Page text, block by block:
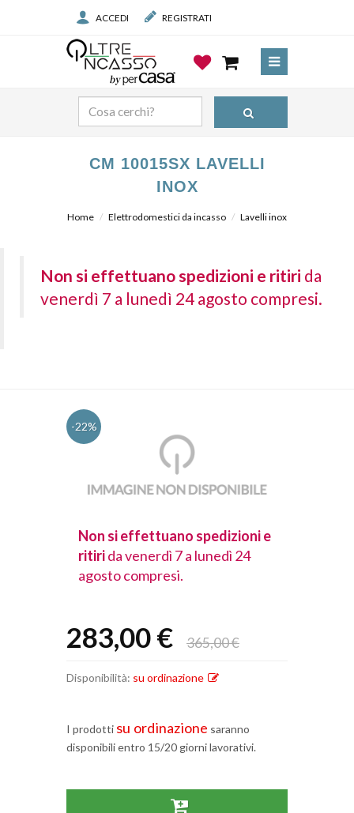
ACCEDI REGISTRATI
CM 10015SX LAVELLI
INOX
Home Elettrodomestici da incasso Lavelli inox
Non si effettuano spedizioni e ritiri da
venerdì 7 a lunedì 24 agosto compresi.
-22%
Non si effettuano spedizioni e
ritirida venerdì 7 a lunedì 24
agosto compresi.
283,00 € 365,00 €
Disponibilità: su ordinazione
I prodotti su ordinazione saranno
disponibili entro 15/20 giorni lavorativi.